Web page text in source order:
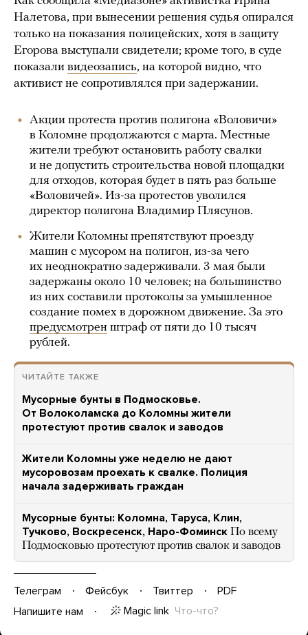
Налетова, при вынесении решения судья опирался
только на показания полицейских, хотя в защиту
Егорова выступали свидетели; кроме того, в суде
показали видеозапись, на которой видно, что
активист не сопротивлялся при задержании.
Акции протеста против полигона «Воловичи»
в Коломне продолжаются с марта. Местные
жители требуют остановить работу свалки
и не допустить строительства новой площадки
для отходов, которая будет в пять раз больше
«Воловичей». Из-за протестов уволился
директор полигона Владимир Плясунов.
Жители Коломны препятствуют проезду
машин с мусором на полигон, из-за чего
их неоднократно задерживали. 3 мая были
задержаны около 10 человек; на большинство
из них составили протоколы за умышленное
создание помех в дорожном движение. За это
предусмотрен штраф от пяти до 10 тысяч
рублей.
ЧИТАЙТЕ ТАКЖЕ
Мусорные бунты в Подмосковье.
От Волоколамска до Коломны жители
протестуют против свалок и заводов
Жители Коломны уже неделю не дают
мусоровозам проехать к свалке. Полиция
начала задерживать граждан
Мусорные бунты: Коломна, Таруса, Клин,
Тучково, Воскресенск, Наро-Фоминск По всему
Подмосковью протестуют против свалок и заводов
Телеграм Фейсбук Твиттер
PDF
Напишите нам
Magic link Что-что?